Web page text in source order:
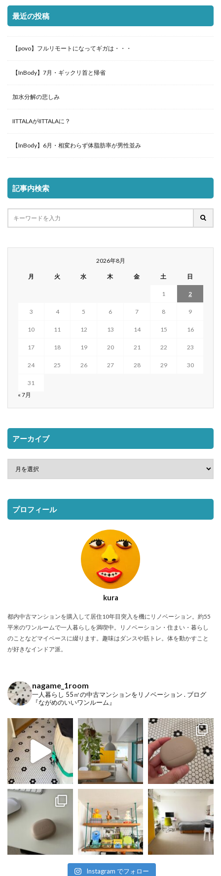
最近の投稿
【povo】フルリモートになってギガは・・・
【InBody】7月・ギックリ首と帰省
加水分解の悲しみ
IITTALAがIITTALAに？
【InBody】6月・相変わらず体脂肪率が男性並み
記事内検索
2026年8月
月 火 水 木 金 土 日
1 2
3 4 5 6 7 8 9
10 11 12 13 14 15 16
17 18 19 20 21 22 23
24 25 26 27 28 29 30
31
« 7月
アーカイブ
プロフィール
kura
都内中古マンションを購入して居住10年目突入を機にリノベーション。約55
平米のワンルームで一人暮らしを満喫中。リノベーション・住まい・暮らし
のことなどマイペースに綴ります。趣味はダンスや筋トレ。体を動かすこと
が好きなインドア派。
nagame_1room
一人暮らし 55㎡の中古マンションをリノベーション . ブログ
『ながめのいいワンルーム』
Instagram でフォロー